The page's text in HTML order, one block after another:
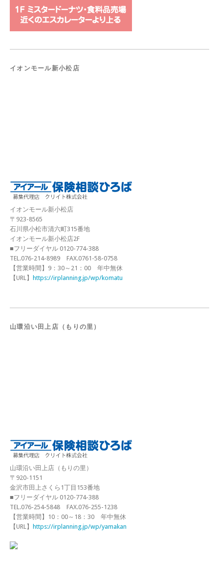
イオンモール新小松店
イオンモール新小松店
〒923-8565
石川県小松市清六町315番地
イオンモール新小松店2F
■フリーダイヤル 0120-774-388
TEL.076-214-8989 FAX.0761-58-0758
【営業時間】9：30～21：00 年中無休
【URL】
https://irplanning.jp/wp/komatu
山環沿い田上店（もりの里）
山環沿い田上店（もりの里）
〒920-1151
金沢市田上さくら1丁目153番地
■フリーダイヤル 0120-774-388
TEL.076-254-5848 FAX.076-255-1238
【営業時間】10：00～18：30 年中無休
【URL】
https://irplanning.jp/wp/yamakan